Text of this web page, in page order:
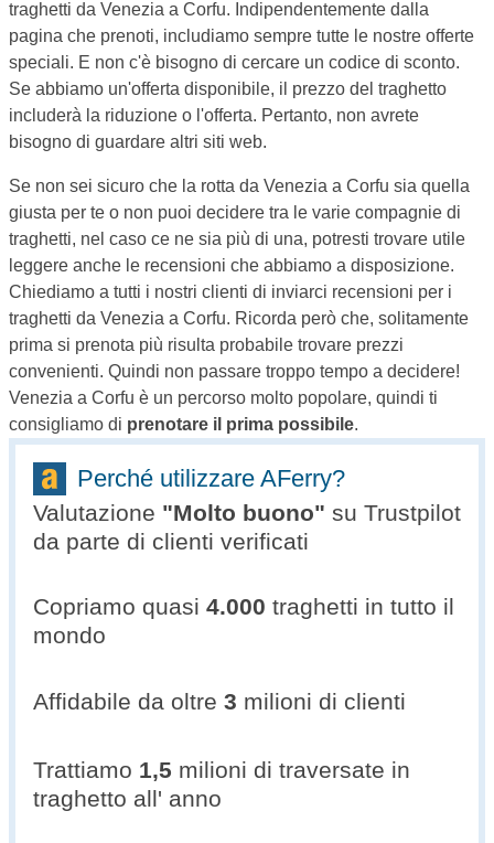
traghetti da Venezia a Corfu. Indipendentemente dalla
pagina che prenoti, includiamo sempre tutte le nostre offerte
speciali. E non c'è bisogno di cercare un codice di sconto.
Se abbiamo un'offerta disponibile, il prezzo del traghetto
includerà la riduzione o l'offerta. Pertanto, non avrete
bisogno di guardare altri siti web.
Se non sei sicuro che la rotta da Venezia a Corfu sia quella
giusta per te o non puoi decidere tra le varie compagnie di
traghetti, nel caso ce ne sia più di una, potresti trovare utile
leggere anche le recensioni che abbiamo a disposizione.
Chiediamo a tutti i nostri clienti di inviarci recensioni per i
traghetti da Venezia a Corfu. Ricorda però che, solitamente
prima si prenota più risulta probabile trovare prezzi
convenienti. Quindi non passare troppo tempo a decidere!
Venezia a Corfu è un percorso molto popolare, quindi ti
consigliamo di prenotare il prima possibile.
Perché utilizzare AFerry?
Valutazione "Molto buono" su Trustpilot
da parte di clienti verificati
Copriamo quasi 4.000 traghetti in tutto il
mondo
Affidabile da oltre 3 milioni di clienti
Trattiamo 1,5 milioni di traversate in
traghetto all' anno